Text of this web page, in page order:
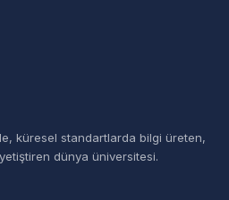
küresel standartlarda bilgi üreten,
dünya üniversitesi.